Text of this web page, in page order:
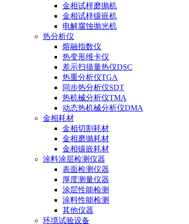
金相试样磨抛机
金相试样镶嵌机
电解腐蚀抛光机
热分析仪
熔融指数仪
热变形维卡仪
差示扫描量热仪DSC
热重分析仪TGA
同步热分析仪SDT
热机械分析仪TMA
动态热机械分析仪DMA
金相耗材
金相切割耗材
金相磨抛耗材
金相镶嵌耗材
涂料涂层检测仪器
表面检测仪器
厚度测量仪器
涂层性能检测
涂料性能检测
其他仪器
环境试验设备